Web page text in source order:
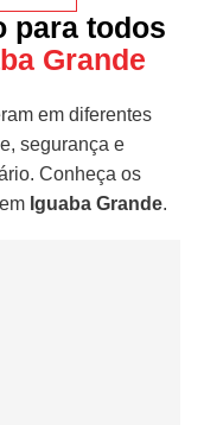
para todos
Grande
em diferentes
segurança e
Conheça os
Iguaba Grande.